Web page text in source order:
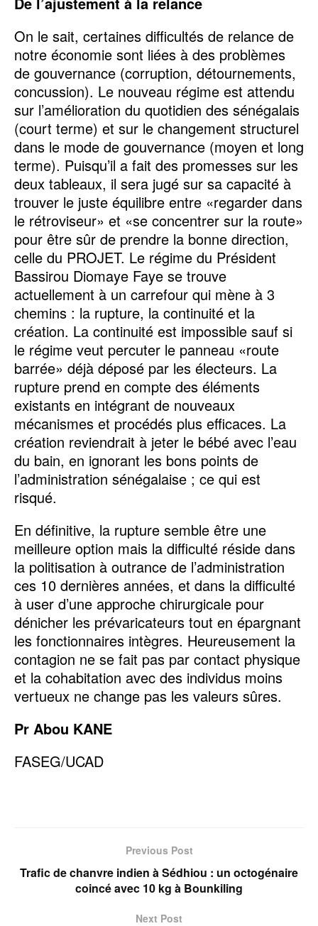
On le sait, certaines difficultés de relance de
notre économie sont liées à des problèmes
de gouvernance (corruption, détournements,
concussion). Le nouveau régime est attendu
sur l’amélioration du quotidien des sénégalais
(court terme) et sur le changement structurel
dans le mode de gouvernance (moyen et long
terme). Puisqu’il a fait des promesses sur les
deux tableaux, il sera jugé sur sa capacité à
trouver le juste équilibre entre «regarder dans
le rétroviseur» et «se concentrer sur la route»
pour être sûr de prendre la bonne direction,
celle du PROJET. Le régime du Président
Bassirou Diomaye Faye se trouve
actuellement à un carrefour qui mène à 3
chemins : la rupture, la continuité et la
création. La continuité est impossible sauf si
le régime veut percuter le panneau «route
barrée» déjà déposé par les électeurs. La
rupture prend en compte des éléments
existants en intégrant de nouveaux
mécanismes et procédés plus efficaces. La
création reviendrait à jeter le bébé avec l’eau
du bain, en ignorant les bons points de
l’administration sénégalaise ; ce qui est
risqué.
En définitive, la rupture semble être une
meilleure option mais la difficulté réside dans
la politisation à outrance de l’administration
ces 10 dernières années, et dans la difficulté
à user d’une approche chirurgicale pour
dénicher les prévaricateurs tout en épargnant
les fonctionnaires intègres. Heureusement la
contagion ne se fait pas par contact physique
et la cohabitation avec des individus moins
vertueux ne change pas les valeurs sûres.
Pr Abou KANE
FASEG/UCAD
Previous Post
Trafic de chanvre indien à Sédhiou : un octogénaire
coincé avec 10 kg à Bounkiling
Next Post